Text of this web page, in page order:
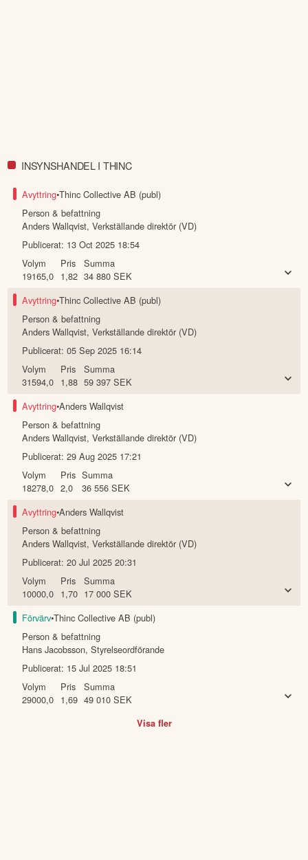
INSYNSHANDEL I THINC
Avyttring•Thinc Collective AB (publ)
Person & befattning
Anders Wallqvist,Verkställande direktör (VD)
Publicerat: 13 Oct 2025 18:54
Volym
19165,0
Pris
1,82
Summa
34 880 SEK
Avyttring•Thinc Collective AB (publ)
Person & befattning
Anders Wallqvist,Verkställande direktör (VD)
Publicerat:05 Sep 2025 16:14
Volym
31594,0
Pris
1,88
Summa
59 397 SEK
Avyttring•Anders Wallqvist
Person & befattning
Anders Wallqvist,Verkställande direktör (VD)
Publicerat:29 Aug 2025 17:21
Volym
18278,0
Pris
2,0
Summa
36 556 SEK
Avyttring•Anders Wallqvist
Person & befattning
Anders Wallqvist,Verkställande direktör (VD)
Publicerat:20 Jul 2025 20:31
Volym
10000,0
Pris
1,70
Summa
17 000 SEK
Förvärv•Thinc Collective AB (publ)
Person & befattning
Hans Jacobsson,Styrelseordförande
Publicerat: 15 Jul 2025 18:51
Volym
29000,0
Pris
1,69
Summa
49 010 SEK
Visa fler